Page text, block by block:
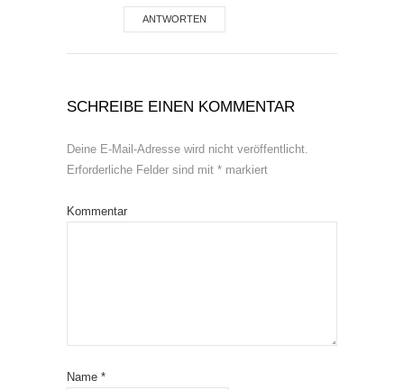
ANTWORTEN
SCHREIBE EINEN KOMMENTAR
Deine E-Mail-Adresse wird nicht veröffentlicht.
Erforderliche Felder sind mit * markiert
Kommentar
Name *